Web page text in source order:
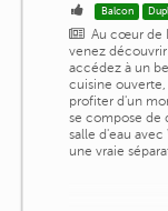
Balcon
Au cœur de
venez
accédez à un
cuisine
profiter d'un
se compose de
salle d'eau
une vraie